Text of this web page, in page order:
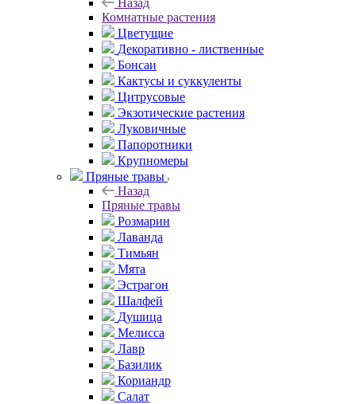
Назад
Комнатные растения
Цветущие
Декоративно - лиственные
Бонсаи
Кактусы и суккуленты
Цитрусовые
Экзотические растения
Луковичные
Папоротники
Крупномеры
Пряные травы
Назад
Пряные травы
Розмарин
Лаванда
Тимьян
Мята
Эстрагон
Шалфей
Душица
Мелисса
Лавр
Базилик
Кориандр
Салат